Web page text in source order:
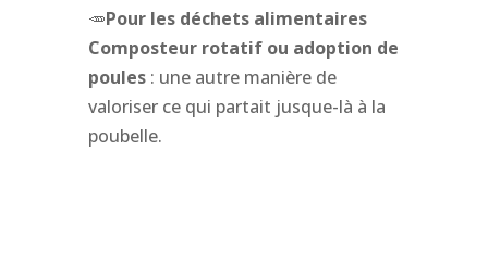
🥕Pour les déchets alimentaires
Composteur rotatif ou adoption de
poules: une autre manière de
valoriser ce qui partait jusque-là à la
poubelle.